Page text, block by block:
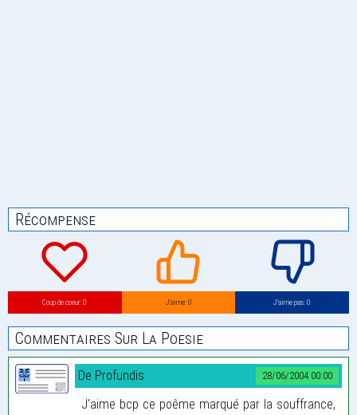
Récompense
Coup de coeur: 0 J’aime: 0 J’aime pas: 0
Commentaires Sur La Poesie
28/06/2004 00:00
De Profundis
J’aime bcp ce poême marqué par la souffrance,